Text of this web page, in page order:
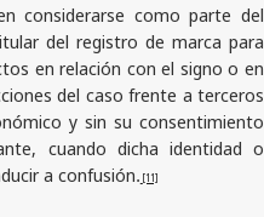
considerarse como parte del
del registro de marca para
en relación con el signo o en
del caso frente a terceros
y sin su consentimiento
cuando dicha identidad o
a confusión. [11]